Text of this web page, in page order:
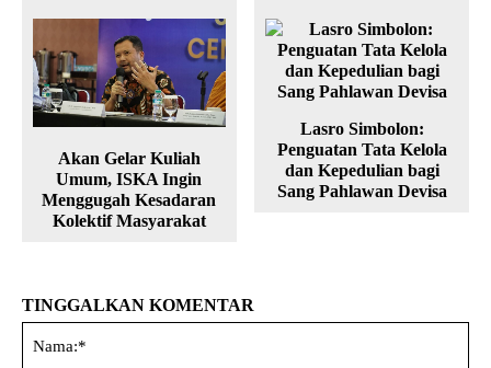
Akan Gelar Kuliah
Umum, ISKA Ingin
Menggugah Kesadaran
Kolektif Masyarakat
Lasro Simbolon:
Penguatan Tata Kelola
dan Kepedulian bagi
Sang Pahlawan Devisa
TINGGALKAN KOMENTAR